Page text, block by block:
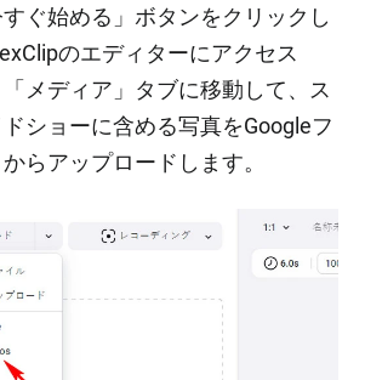
すぐ始める」ボタンをクリックし
のエディターにアクセス
「メディア」タブに移動して、ス
ドショーに含める写真をGoogleフ
からアップロードします。